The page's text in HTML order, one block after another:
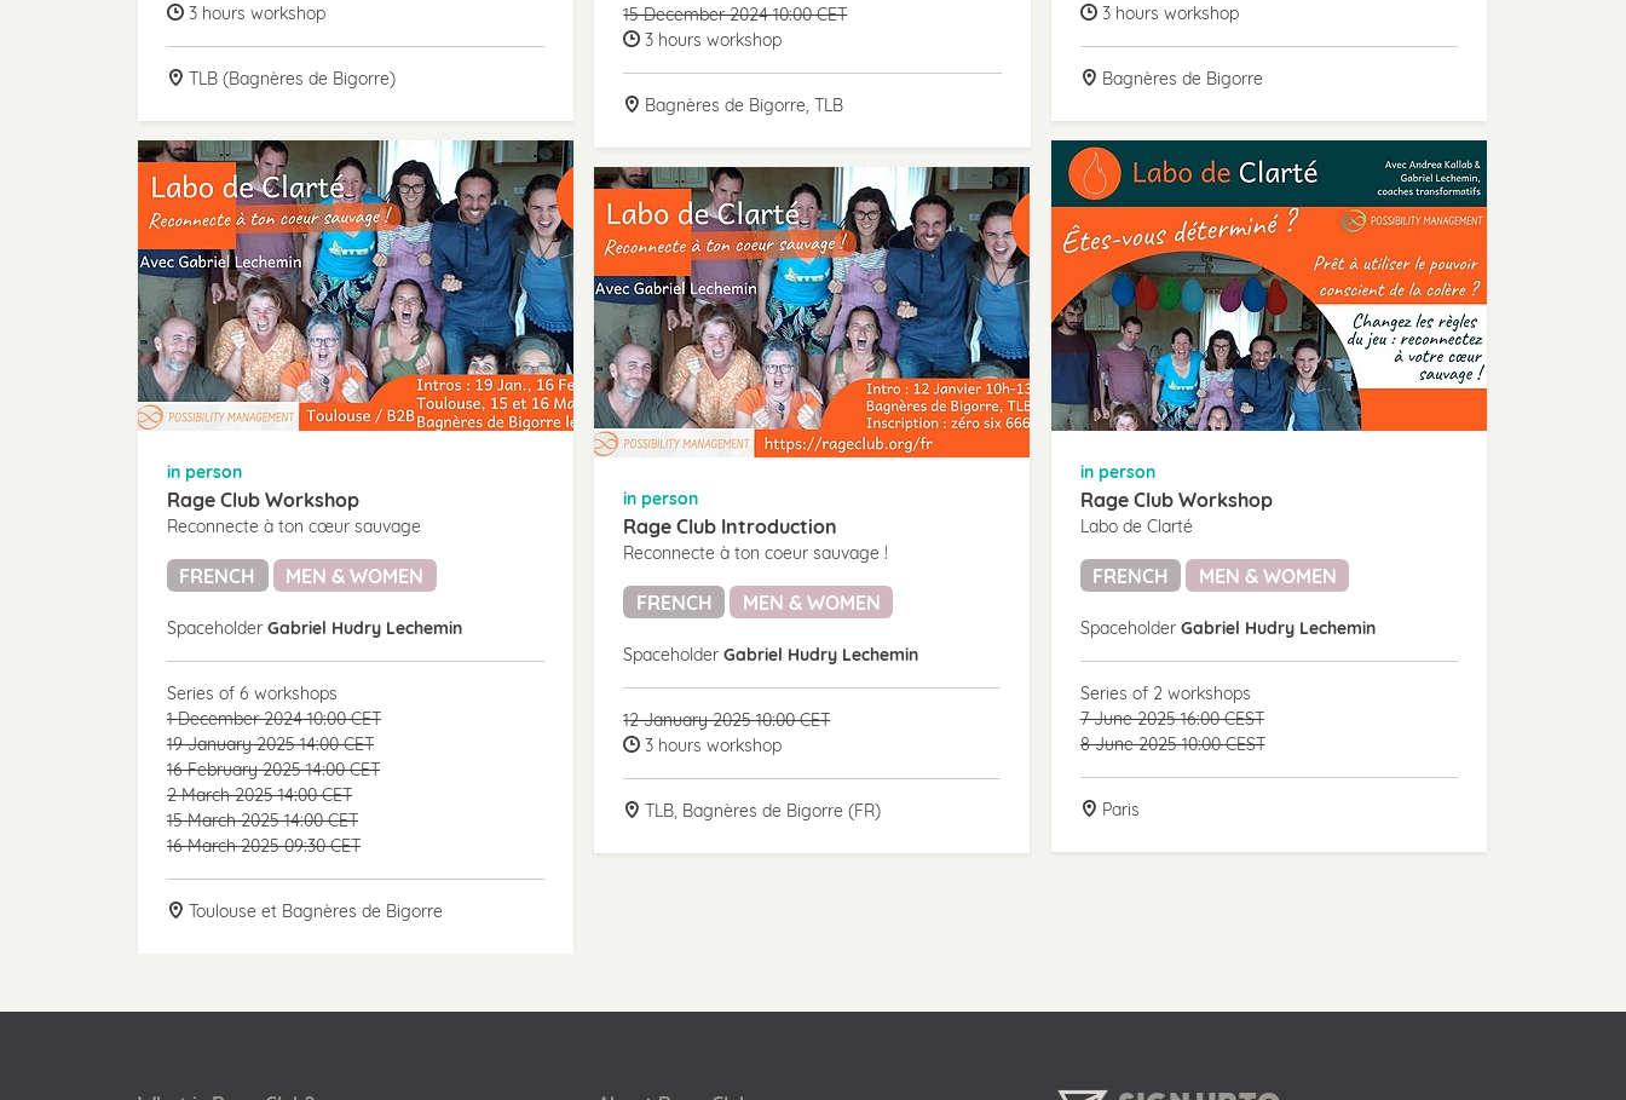
3 hours workshop
TLB (Bagnères de Bigorre)
in person
Rage Club Workshop
Reconnecte à ton cœur sauvage
FRENCH MEN & WOMEN
Spaceholder Gabriel Hudry Lechemin
Series of 6 workshops
1 December 2024 10:00 CET
19 January 2025 14:00 CET
16 February 2025 14:00 CET
2 March 2025 14:00 CET
15 March 2025 14:00 CET
16 March 2025 09:30 CET
Toulouse et Bagnères de Bigorre
15 December 2024 10:00 CET
3 hours workshop
Bagnères de Bigorre, TLB
in person
Rage Club Introduction
Reconnecte à ton coeur sauvage !
FRENCH MEN & WOMEN
Spaceholder Gabriel Hudry Lechemin
12 January 2025 10:00 CET
3 hours workshop
TLB, Bagnères de Bigorre (FR)
3 hours workshop
Bagnères de Bigorre
in person
Rage Club Workshop
Labo de Clarté
FRENCH MEN & WOMEN
Spaceholder Gabriel Hudry Lechemin
Series of 2 workshops
7 June 2025 16:00 CEST
8 June 2025 10:00 CEST
Paris